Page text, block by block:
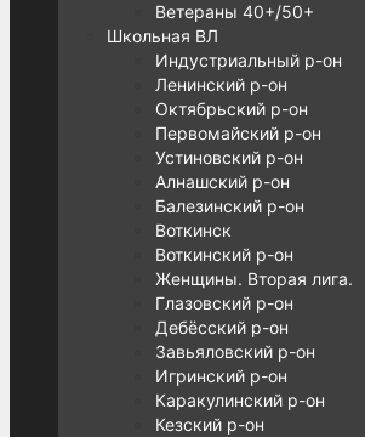
Ветераны 40+/50+
Школьная ВЛ
Индустриальный р-он
Ленинский р-он
Октябрьский р-он
Первомайский р-он
Устиновский р-он
Алнашский р-он
Балезинский р-он
Воткинск
Воткинский р-он
Женщины. Вторая лига.
Глазовский р-он
Дебёсский р-он
Завьяловский р-он
Игринский р-он
Каракулинский р-он
Кезский р-он